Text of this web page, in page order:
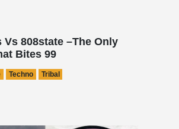
Vs 808state –The Only
Bites 99
Techno Tribal